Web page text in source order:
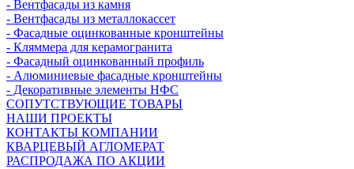
- Вентфасады из камня
- Вентфасады из металлокассет
- Фасадные оцинкованные кронштейны
- Кляммера для керамогранита
- Фасадный оцинкованный профиль
- Алюминиевые фасадные кронштейны
- Декоративные элементы НФС
СОПУТСТВУЮЩИЕ ТОВАРЫ
НАШИ ПРОЕКТЫ
КОНТАКТЫ КОМПАНИИ
КВАРЦЕВЫЙ АГЛОМЕРАТ
РАСПРОДАЖА ПО АКЦИИ